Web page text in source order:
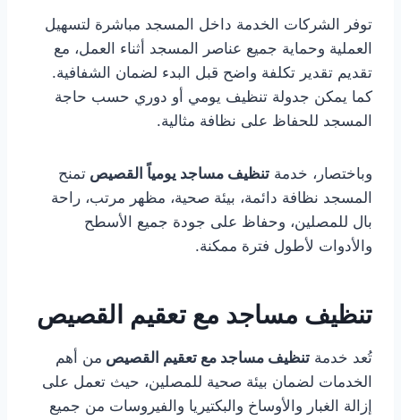
توفر الشركات الخدمة داخل المسجد مباشرة لتسهيل
العملية وحماية جميع عناصر المسجد أثناء العمل، مع
تقديم تقدير تكلفة واضح قبل البدء لضمان الشفافية.
كما يمكن جدولة تنظيف يومي أو دوري حسب حاجة
المسجد للحفاظ على نظافة مثالية.
وباختصار، خدمة تنظيف مساجد يومياً القصيص تمنح
المسجد نظافة دائمة، بيئة صحية، مظهر مرتب، راحة
بال للمصلين، وحفاظ على جودة جميع الأسطح
والأدوات لأطول فترة ممكنة.
تنظيف مساجد مع تعقيم القصيص
تُعد خدمة تنظيف مساجد مع تعقيم القصيص من أهم
الخدمات لضمان بيئة صحية للمصلين، حيث تعمل على
إزالة الغبار والأوساخ والبكتيريا والفيروسات من جميع